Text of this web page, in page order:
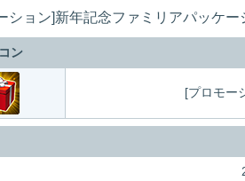
ション]新年記念ファミリアパッケー
ン
[プロモー